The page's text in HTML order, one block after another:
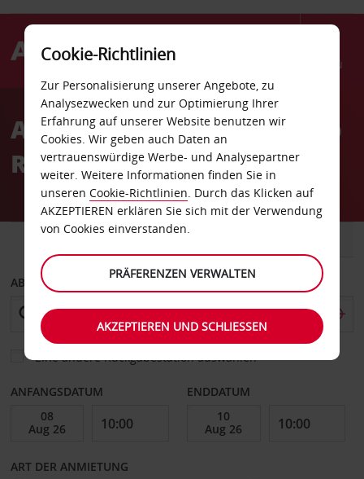
Menü
AvisAutovermietung Waterloo
Regionalflughafen
ABHOLEN VON
Eine andere Rückgabestation auswählen
ANFANGSDATUM ENDDATUM
ART DER ANMIETUNG
Cookie-Richtlinien
Zur Personalisierung unserer Angebote, zu
Analysezwecken und zur Optimierung Ihrer
Erfahrung auf unserer Website benutzen wir
Cookies. Wir geben auch Daten an
vertrauenswürdige Werbe- und Analysepartner
weiter. Weitere Informationen finden Sie in
unseren Cookie-Richtlinien. Durch das Klicken auf
AKZEPTIEREN erklären Sie sich mit der Verwendung
von Cookies einverstanden.
PRÄFERENZEN VERWALTEN
AKZEPTIEREN UND SCHLIESSEN